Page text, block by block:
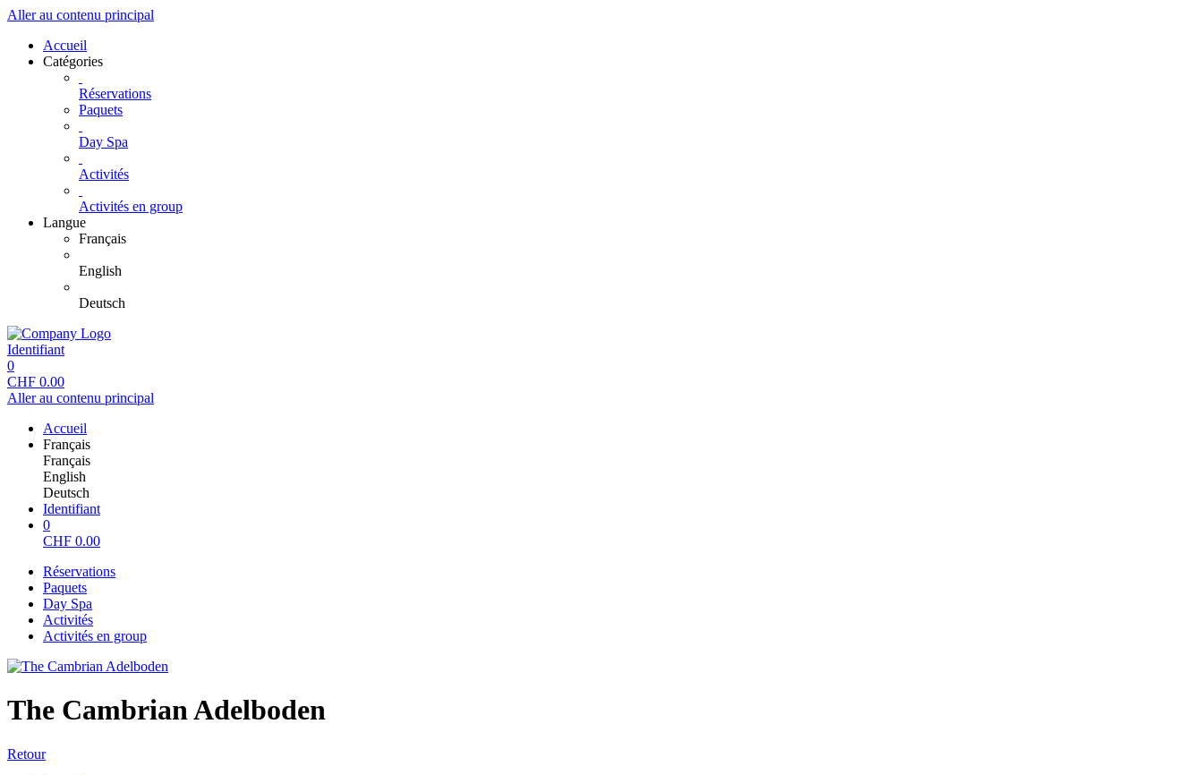
Aller au contenu principal
Accueil
Catégories
Réservations
Paquets
Day Spa
Activités
Activités en group
Langue
Français
English
Deutsch
Identifiant
0
CHF 0.00
Aller au contenu principal
Accueil
Français
Français
English
Deutsch
Identifiant
0
CHF 0.00
Réservations
Paquets
Day Spa
Activités
Activités en group
The Cambrian Adelboden
Retour